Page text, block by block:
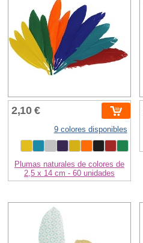
2,10 €
9 colores disponibles
Plumas naturales de colores de
2,5 x 14 cm - 60 unidades